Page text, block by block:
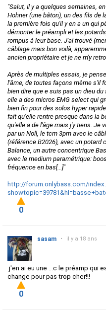
"Salut, Il y a quelques semaines,
Hohner (une bâton), un des fils de
la première fois qu'il y en a un qui
démonter le préampli et les
rompus à leur base. J'ai trouvé
câblage mais bon voilà,
ancien propriétaire et je ne m'y
Après de multiples essais, je
l'âme, de toutes façons même s'il
bien dire que e suis pas un dieu
elle a des micros EMG select qui
bien fin pour des solos hyper
fait qu'elle rentre presque dans la
qu'elle a de l'âge mais j'y tiens. Je
par un Noll, le tcm 3pm avec le
(référence B2026), avec un
Balance, un autre concentrique
avec le medium paramétrique:
fréquence en bas[...]"
http://forum.onlybass.com/
0
sasam • il y a 18 ans
j'en ai eu une ...c le préamp qui
change pour pas trop cher!!!
0